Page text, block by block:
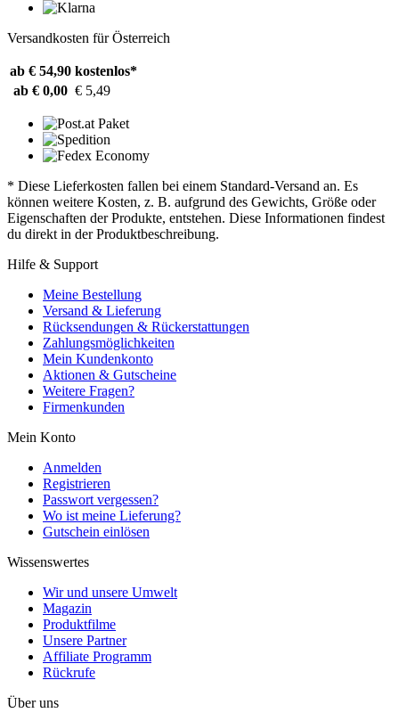
Versandkosten für Österreich
ab € 54,90 kostenlos*
ab € 0,00 € 5,49
* Diese Lieferkosten fallen bei einem Standard-Versand an. Es
können weitere Kosten, z. B. aufgrund des Gewichts, Größe oder
Eigenschaften der Produkte, entstehen. Diese Informationen findest
du direkt in der Produktbeschreibung.
Hilfe & Support
Meine Bestellung
Versand & Lieferung
Rücksendungen & Rückerstattungen
Zahlungsmöglichkeiten
Mein Kundenkonto
Aktionen & Gutscheine
Weitere Fragen?
Firmenkunden
Mein Konto
Anmelden
Registrieren
Passwort vergessen?
Wo ist meine Lieferung?
Gutschein einlösen
Wissenswertes
Wir und unsere Umwelt
Magazin
Produktfilme
Unsere Partner
Affiliate Programm
Rückrufe
Über uns